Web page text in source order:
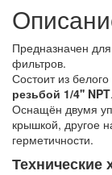
Предназначен
фильтров.
Состоит из
резьбой 1/4'' NPT.
Оснащён двумя
крышкой, другое
герметичности.
Технические